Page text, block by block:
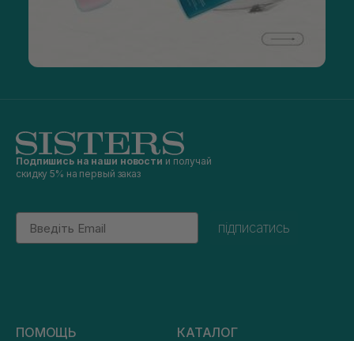
Подпишись на наши новости и получай
скидку 5% на первый заказ
Email
підписатись
ПОМОЩЬ КАТАЛОГ